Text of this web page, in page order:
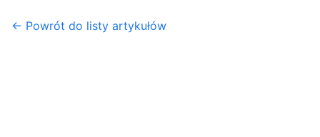
← Powrót do listy artykułów